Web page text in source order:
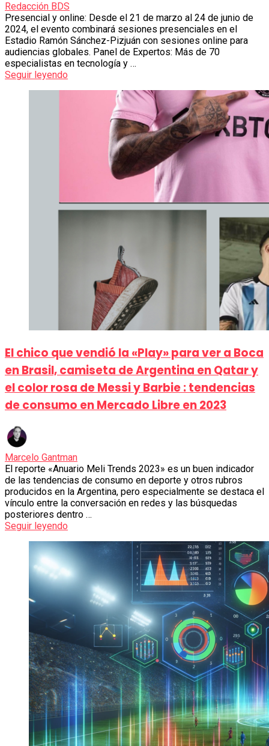
Redacción BDS
Presencial y online: Desde el 21 de marzo al 24 de junio de
2024, el evento combinará sesiones presenciales en el
Estadio Ramón Sánchez-Pizjuán con sesiones online para
audiencias globales. Panel de Expertos: Más de 70
especialistas en tecnología y …
Seguir leyendo
El chico que vendió la «Play» para ver a Boca
en Brasil, camiseta de Argentina en Qatar y
el color rosa de Messi y Barbie : tendencias
de consumo en Mercado Libre en 2023
Marcelo Gantman
El reporte «Anuario Meli Trends 2023» es un buen indicador
de las tendencias de consumo en deporte y otros rubros
producidos en la Argentina, pero especialmente se destaca el
vínculo entre la conversación en redes y las búsquedas
posteriores dentro …
Seguir leyendo